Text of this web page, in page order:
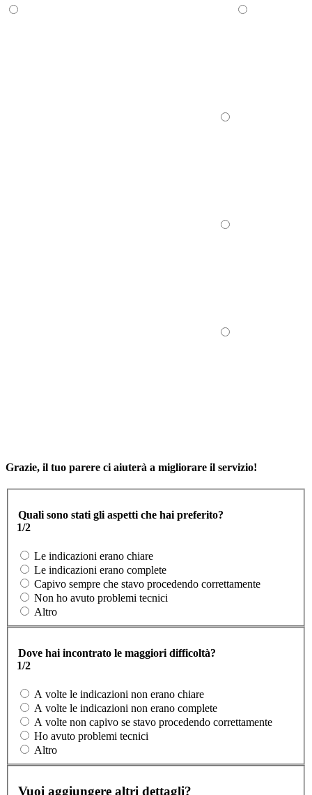
Grazie, il tuo parere ci aiuterà a migliorare il servizio!
Quali sono stati gli aspetti che hai preferito?
1/2
Le indicazioni erano chiare
Le indicazioni erano complete
Capivo sempre che stavo procedendo correttamente
Non ho avuto problemi tecnici
Altro
Dove hai incontrato le maggiori difficoltà?
1/2
A volte le indicazioni non erano chiare
A volte le indicazioni non erano complete
A volte non capivo se stavo procedendo correttamente
Ho avuto problemi tecnici
Altro
Vuoi aggiungere altri dettagli?